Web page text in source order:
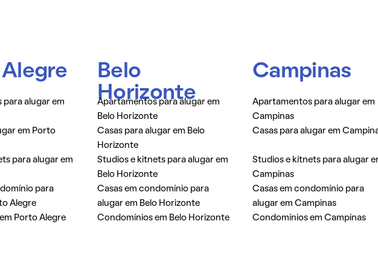
alugar em
em Porto
para alugar em
para
Alegre
Porto Alegre
Belo
Horizonte
Apartamentos para alugar em
Belo Horizonte
Casas para alugar em Belo
Horizonte
Studios e kitnets para alugar em
Belo Horizonte
Casas em condomínio para
alugar em Belo Horizonte
Condomínios em Belo Horizonte
Campinas
Apartamentos para alugar em
Campinas
Casas para alugar em
Studios e kitnets para alugar
Campinas
Casas em condomínio para
alugar em Campinas
Condomínios em Campinas